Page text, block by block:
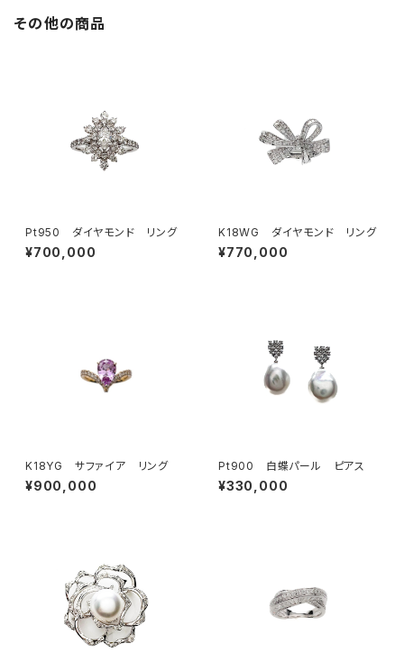
その他の商品
Pt950 ダイヤモンド リング
¥700,000
K18WG ダイヤモンド リング
¥770,000
K18YG サファイア リング
¥900,000
Pt900 白蝶パール ピアス
¥330,000